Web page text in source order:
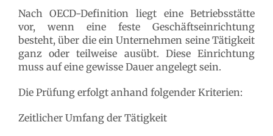
Nach OECD-Definition liegt eine Betriebsstätte
vor, wenn eine feste Geschäftseinrichtung
besteht, über die ein Unternehmen seine Tätigkeit
ganz oder teilweise ausübt. Diese Einrichtung
muss auf eine gewisse Dauer angelegt sein.
Die Prüfung erfolgt anhand folgender Kriterien:
Zeitlicher Umfang der Tätigkeit